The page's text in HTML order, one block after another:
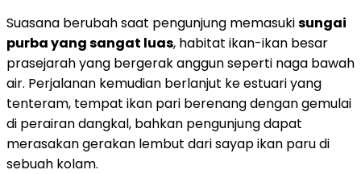
Suasana berubah saat pengunjung memasukisungai
purba yang sangat luas, habitat ikan-ikan besar
prasejarah yang bergerak anggun seperti naga bawah
air. Perjalanan kemudian berlanjut ke estuari yang
tenteram, tempat ikan pari berenang dengan gemulai
di perairan dangkal, bahkan pengunjung dapat
merasakan gerakan lembut dari sayap ikan paru di
sebuah kolam.